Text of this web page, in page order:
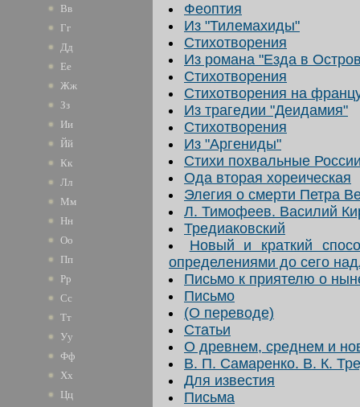
Вв
Гг
Дд
Ее
Жж
Зз
Ии
Йй
Кк
Лл
Мм
Нн
Оо
Пп
Рр
Сс
Тт
Уу
Фф
Хх
Цц
Феоптия
Из "Тилемаxиды"
Стихотворения
Из романа "Езда в
Стихотворения
Стихотворения на
Из трагедии "Деидaмия"
Стихотворения
Из "Аргениды"
Стихи похвальные
Ода вторая хореическая
Элегия о смерти Петра
Л. Тимофеев. Василий
Тредиаковский
Новый и краткий
определениями до сего
Письмо к приятелю о
Письмо
(О переводе)
Статьи
О древнем, среднем и
В. П. Самаренко. В. К.
Для известия
Письма